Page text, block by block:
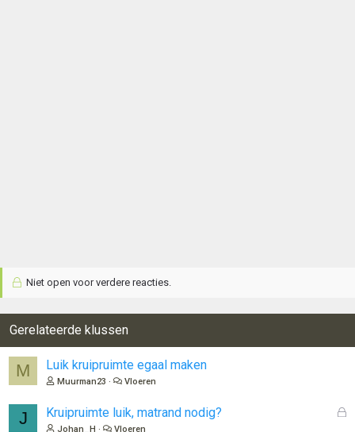
Niet open voor verdere reacties.
Gerelateerde klussen
M Luik kruipruimte egaal maken
Muurman23 Vloeren
J
G
Kruipruimte luik, matrand nodig?
Johan_H Vloeren